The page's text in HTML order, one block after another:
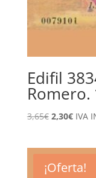
Edifil
3,65€ El
3,65€.
2,30€El
2,30€.
IVA
¡Oferta!